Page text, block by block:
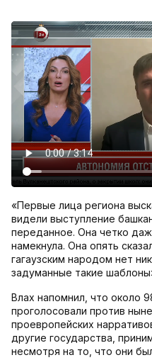
«Первые лица региона
видели выступление
переданное. Она четко
намекнула. Она опять
гагаузским народом нет
задуманные такие
Влах напомнил, что около
проголосовали против
проевропейских
другие государства,
несмотря на то, что они